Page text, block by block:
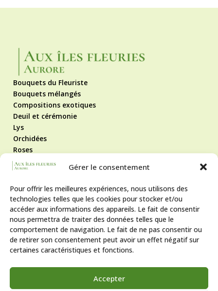
Gérer le consentement
Pour offrir les meilleures expériences, nous utilisons des
technologies telles que les cookies pour stocker et/ou
accéder aux informations des appareils. Le fait de consentir
nous permettra de traiter des données telles que le
comportement de navigation. Le fait de ne pas consentir ou
de retirer son consentement peut avoir un effet négatif sur
certaines caractéristiques et fonctions.
Accepter
Bouquets du Fleuriste
Bouquets mélangés
Compositions exotiques
Deuil et cérémonie
Lys
Orchidées
Roses
Roses éternelles
Contact
Politique de cookies
CGV
Suivez-nous !